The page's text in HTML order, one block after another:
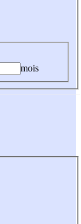
mois